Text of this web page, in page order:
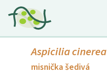
Aspicilia cinerea
misnička šedivá